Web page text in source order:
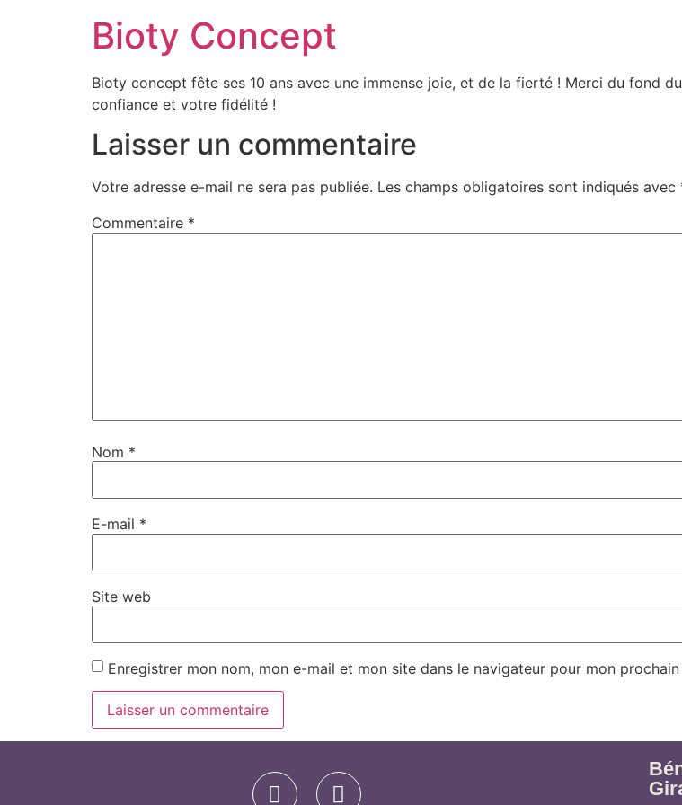
Bioty Concept
Bioty concept fête ses 10 ans avec une immense joie, et de la fierté ! Merci du fond
confiance et votre fidélité !
Laisser un commentaire
Votre adresse e-mail ne sera pas publiée. Les champs obligatoires sont indiqués avec
Commentaire *
Nom *
E-mail *
Site web
Enregistrer mon nom, mon e-mail et mon site dans le navigateur pour mon